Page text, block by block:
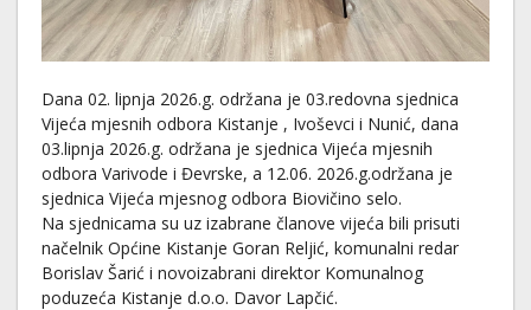
Dana 02. lipnja 2026.g. održana je 03.redovna sjednica
Vijeća mjesnih odbora Kistanje , Ivoševci i Nunić, dana
03.lipnja 2026.g. održana je sjednica Vijeća mjesnih
odbora Varivode i Đevrske, a 12.06. 2026.g.održana je
sjednica Vijeća mjesnog odbora Biovičino selo.
Na sjednicama su uz izabrane članove vijeća bili prisuti
načelnik Općine Kistanje Goran Reljić, komunalni redar
Borislav Šarić i novoizabrani direktor Komunalnog
poduzeća Kistanje d.o.o. Davor Lapčić.